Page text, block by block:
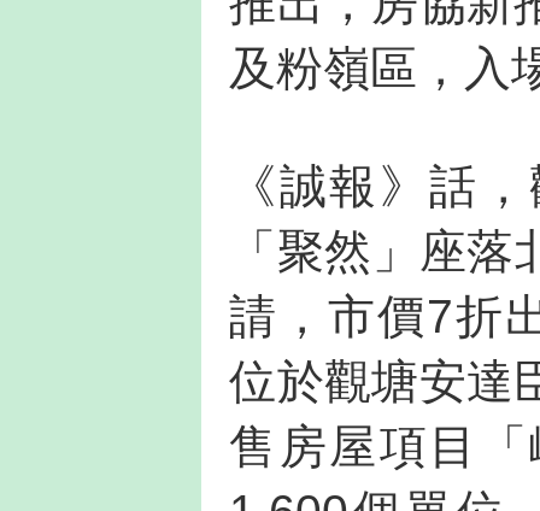
及粉嶺區，入
《誠報》話
「聚然」座
請，市價7折
位於觀塘安達
售房屋項目